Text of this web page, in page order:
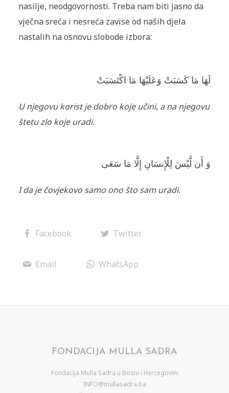
nasilje, neodgovornosti. Treba nam biti jasno da
vječna sreća i nesreća zavise od naših djela
nastalih na osnovu slobode izbora:
لَهَا مَا كَسَبَتْ وَعَلَيْهَا مَا اكْتَسَبَتْ
U njegovu korist je dobro koje učini, a na njegovu
štetu zlo koje uradi.
وَ أَن لَّيْسَ لِلْإِنسَانِ إِلَّا مَا سَعَى
I da je čovjekovo samo ono što sam uradi.
Facebook Twitter
Email WhatsApp
FONDACIJA MULLA SADRA
Fondacija Mulla Sadra u Bosni i Hercegovini
INFO@mullasadra.ba